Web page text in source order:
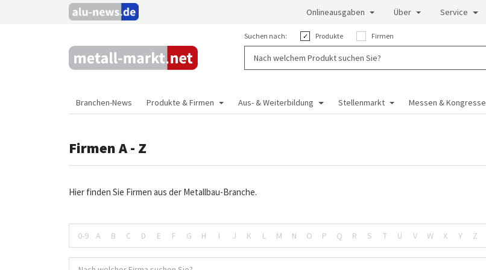
Onlineausgaben Über Service
Suchen nach: Produkte Firmen
Branchen-News Produkte & Firmen Aus- & Weiterbildung Stellenmarkt Messen & Kongresse
Firmen A - Z
Hier finden Sie Firmen aus der Metallbau-Branche.
0-9 A B C D E F G H I J K L M N O P Q R S T U V W X Y Z